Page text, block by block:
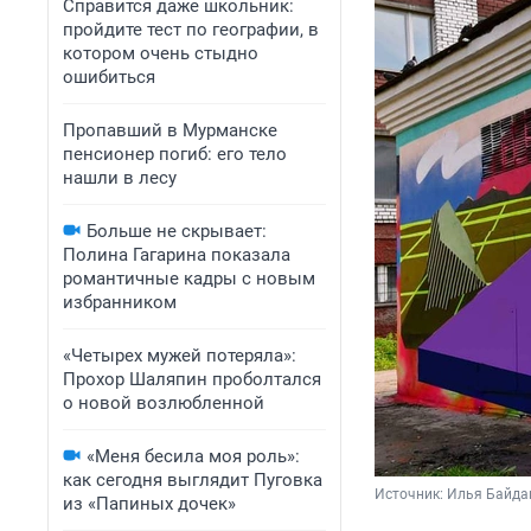
Справится даже школьник:
пройдите тест по географии, в
котором очень стыдно
ошибиться
Пропавший в Мурманске
пенсионер погиб: его тело
нашли в лесу
Больше не скрывает:
Полина Гагарина показала
романтичные кадры с новым
избранником
«Четырех мужей потеряла»:
Прохор Шаляпин проболтался
о новой возлюбленной
«Меня бесила моя роль»:
как сегодня выглядит Пуговка
из «Папиных дочек»
Источник: Илья